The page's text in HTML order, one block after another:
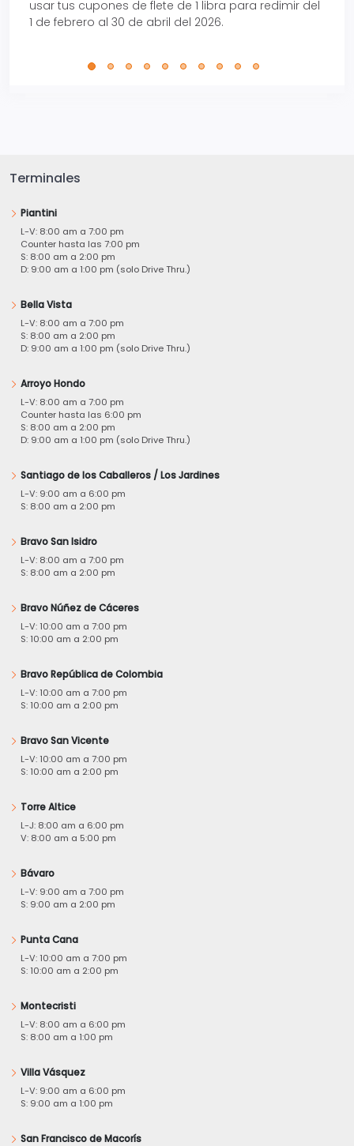
usar tus cupones de flete de 1 libra para redimir del
1 de febrero al 30 de abril del 2026.
Terminales
Piantini
L-V: 8:00 am a 7:00 pm
Counter hasta las 7:00 pm
S: 8:00 am a 2:00 pm
D: 9:00 am a 1:00 pm (solo Drive Thru.)
Bella Vista
L-V: 8:00 am a 7:00 pm
S: 8:00 am a 2:00 pm
D: 9:00 am a 1:00 pm (solo Drive Thru.)
Arroyo Hondo
L-V: 8:00 am a 7:00 pm
Counter hasta las 6:00 pm
S: 8:00 am a 2:00 pm
D: 9:00 am a 1:00 pm (solo Drive Thru.)
Santiago de los Caballeros / Los Jardines
L-V: 9:00 am a 6:00 pm
S: 8:00 am a 2:00 pm
Bravo San Isidro
L-V: 8:00 am a 7:00 pm
S: 8:00 am a 2:00 pm
Bravo Núñez de Cáceres
L-V: 10:00 am a 7:00 pm
S: 10:00 am a 2:00 pm
Bravo República de Colombia
L-V: 10:00 am a 7:00 pm
S: 10:00 am a 2:00 pm
Bravo San Vicente
L-V: 10:00 am a 7:00 pm
S: 10:00 am a 2:00 pm
Torre Altice
L-J: 8:00 am a 6:00 pm
V: 8:00 am a 5:00 pm
Bávaro
L-V: 9:00 am a 7:00 pm
S: 9:00 am a 2:00 pm
Punta Cana
L-V: 10:00 am a 7:00 pm
S: 10:00 am a 2:00 pm
Montecristi
L-V: 8:00 am a 6:00 pm
S: 8:00 am a 1:00 pm
Villa Vásquez
L-V: 9:00 am a 6:00 pm
S: 9:00 am a 1:00 pm
San Francisco de Macorís